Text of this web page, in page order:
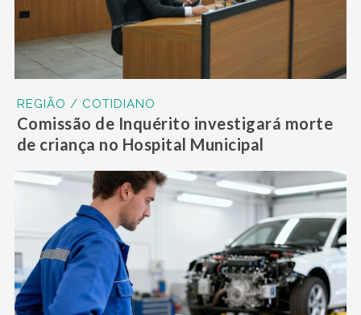
REGIÃO / COTIDIANO
Comissão de Inquérito investigará morte
de criança no Hospital Municipal